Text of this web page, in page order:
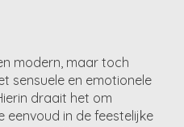
modern, maar toch
sensuele en emotionele
draait het om
eenvoud in de feestelijke